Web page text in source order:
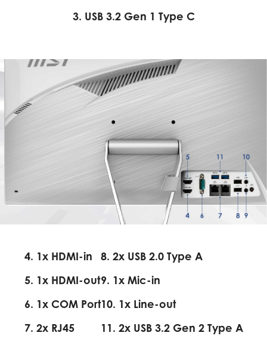
3. USB 3.2 Gen 1 Type C
4. 1x HDMI-in
5. 1x HDMI-out
6. 1x COM Port
7. 2x RJ45
8. 2x USB 2.0 Type A
9. 1x Mic-in
10. 1x Line-out
11. 2x USB 3.2 Gen 2 Type A